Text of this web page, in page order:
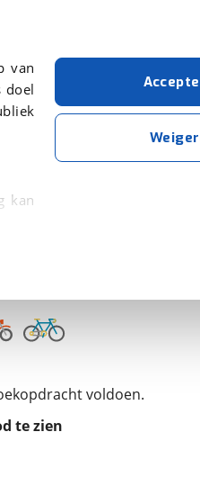
van
doel
kan
de
de
voldoen.
te zien